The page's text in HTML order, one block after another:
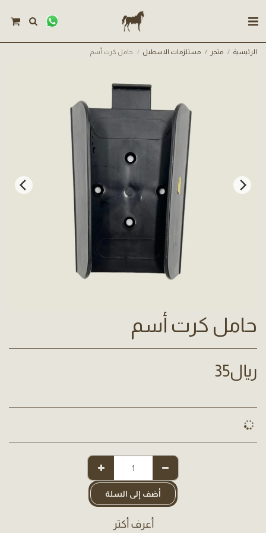
الرئيسية متجر مستلزمات الاسطبل حامل كرت أسم
حامل كرت أسم
﷼35
أضف إلى السلة
أعرف أكثر